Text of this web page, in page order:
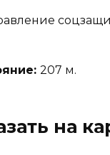
207 м.
на